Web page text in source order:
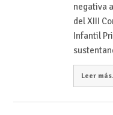
negativa
del XIII
Infantil
Leer